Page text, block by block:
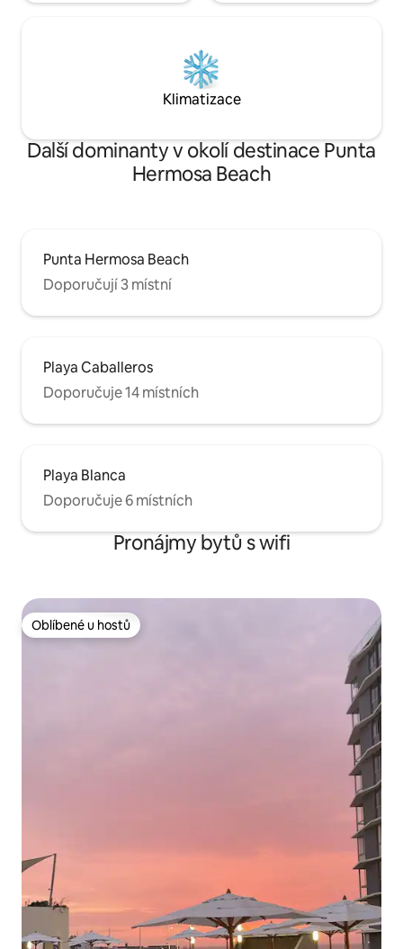
Klimatizace
Další dominanty v okolí destinace Punta
Hermosa Beach
Punta Hermosa Beach
Doporučují 3 místní
Playa Caballeros
Doporučuje 14 místních
Playa Blanca
Doporučuje 6 místních
Pronájmy bytů s wifi
Oblíbené u hostů
Oblíbené u hostů